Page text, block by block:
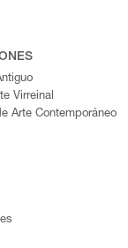
Virreinal
Arte Contemporáneo